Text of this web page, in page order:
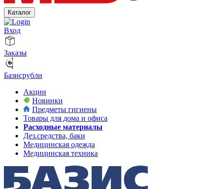
Каталог
Вход
Заказы
Базисрубли
Акции
Новинки
Предметы гигиены
Товары для дома и офиса
Расходные материалы
Дез.средства, баки
Медицинская одежда
Медицинская техника